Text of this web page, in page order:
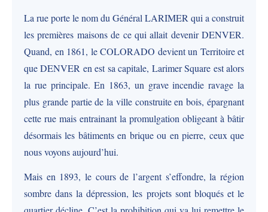
La rue porte le nom du Général LARIMER qui a construit
les premières maisons de ce qui allait devenir DENVER.
Quand, en 1861, le COLORADO devient un Territoire et
que DENVER en est sa capitale, Larimer Square est alors
la rue principale. En 1863, un grave incendie ravage la
plus grande partie de la ville construite en bois, épargnant
cette rue mais entrainant la promulgation obligeant à bâtir
désormais les bâtiments en brique ou en pierre, ceux que
nous voyons aujourd’hui.
Mais en 1893, le cours de l’argent s’effondre, la région
sombre dans la dépression, les projets sont bloqués et le